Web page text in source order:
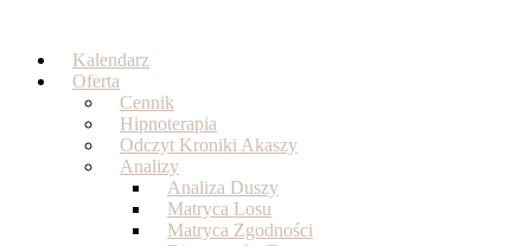
content
Kalendarz
Oferta
Cennik
Hipnoterapia
Odczyt Kroniki Akaszy
Analizy
Analiza Duszy
Matryca Losu
Matryca Zgodności